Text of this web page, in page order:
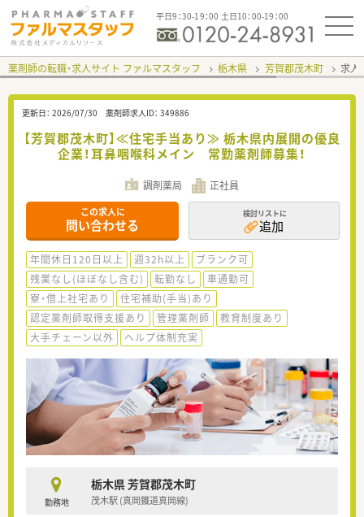
平日9：30-19：00 土日10：00-19：00
薬剤師の転職・求人サイト ファルマスタッフ 栃木県 芳賀郡茂木町 求人
更新日： 2026/07/30 薬剤師求人ID： 349886
【芳賀郡茂木町】≪住宅手当あり≫ 栃木県内展開の優良
企業！耳鼻咽喉科メイン 常勤薬剤師募集！
調剤薬局 正社員
この求人に
問い合わせる
検討リストに
追加
年間休日120日以上 週32h以上
ブランク可
残業なし(ほぼなし含む)
転勤なし
車通勤可
寮・借上社宅あり
住宅補助(手当)あり
認定薬剤師取得支援あり
管理薬剤師
教育制度あり
大手チェーン以外
ヘルプ体制充実
勤務地
栃木県 芳賀郡茂木町
茂木駅 (真岡鐵道真岡線)